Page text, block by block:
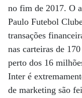
no fim de 2017. O
Paulo Futebol
transações
nas carteiras de
perto dos 16
Inter é
de marketing são